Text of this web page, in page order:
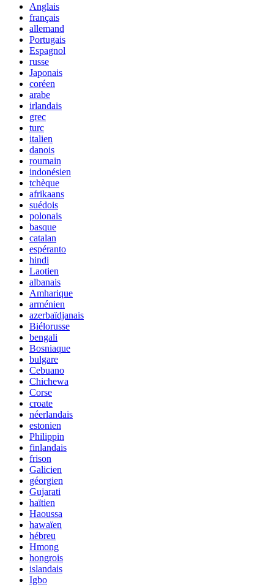
Anglais
français
allemand
Portugais
Espagnol
russe
Japonais
coréen
arabe
irlandais
grec
turc
italien
danois
roumain
indonésien
tchèque
afrikaans
suédois
polonais
basque
catalan
espéranto
hindi
Laotien
albanais
Amharique
arménien
azerbaïdjanais
Biélorusse
bengali
Bosniaque
bulgare
Cebuano
Chichewa
Corse
croate
néerlandais
estonien
Philippin
finlandais
frison
Galicien
géorgien
Gujarati
haïtien
Haoussa
hawaïen
hébreu
Hmong
hongrois
islandais
Igbo